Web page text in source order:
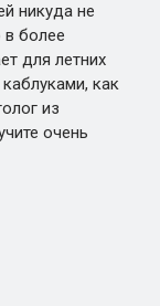
никуда не
в более
для летних
как
из
очень